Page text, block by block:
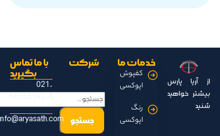
از آریا پارس
بیشتر خواهید
شنید
خدمات ما
کفپوش
اپوکسی
رنگ
اپوکسی
شرکت
با ما تماس
بگیرید
021-
info@aryasath.com